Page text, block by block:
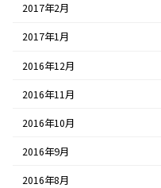
2017年2月
2017年1月
2016年12月
2016年11月
2016年10月
2016年9月
2016年8月